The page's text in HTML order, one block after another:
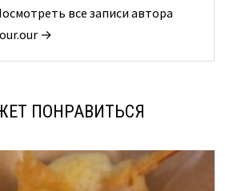
все записи автора
→
ПОНРАВИТЬСЯ